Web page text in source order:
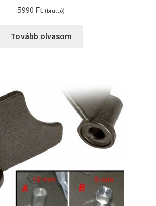
5990 Ft (bruttó)
Tovább olvasom